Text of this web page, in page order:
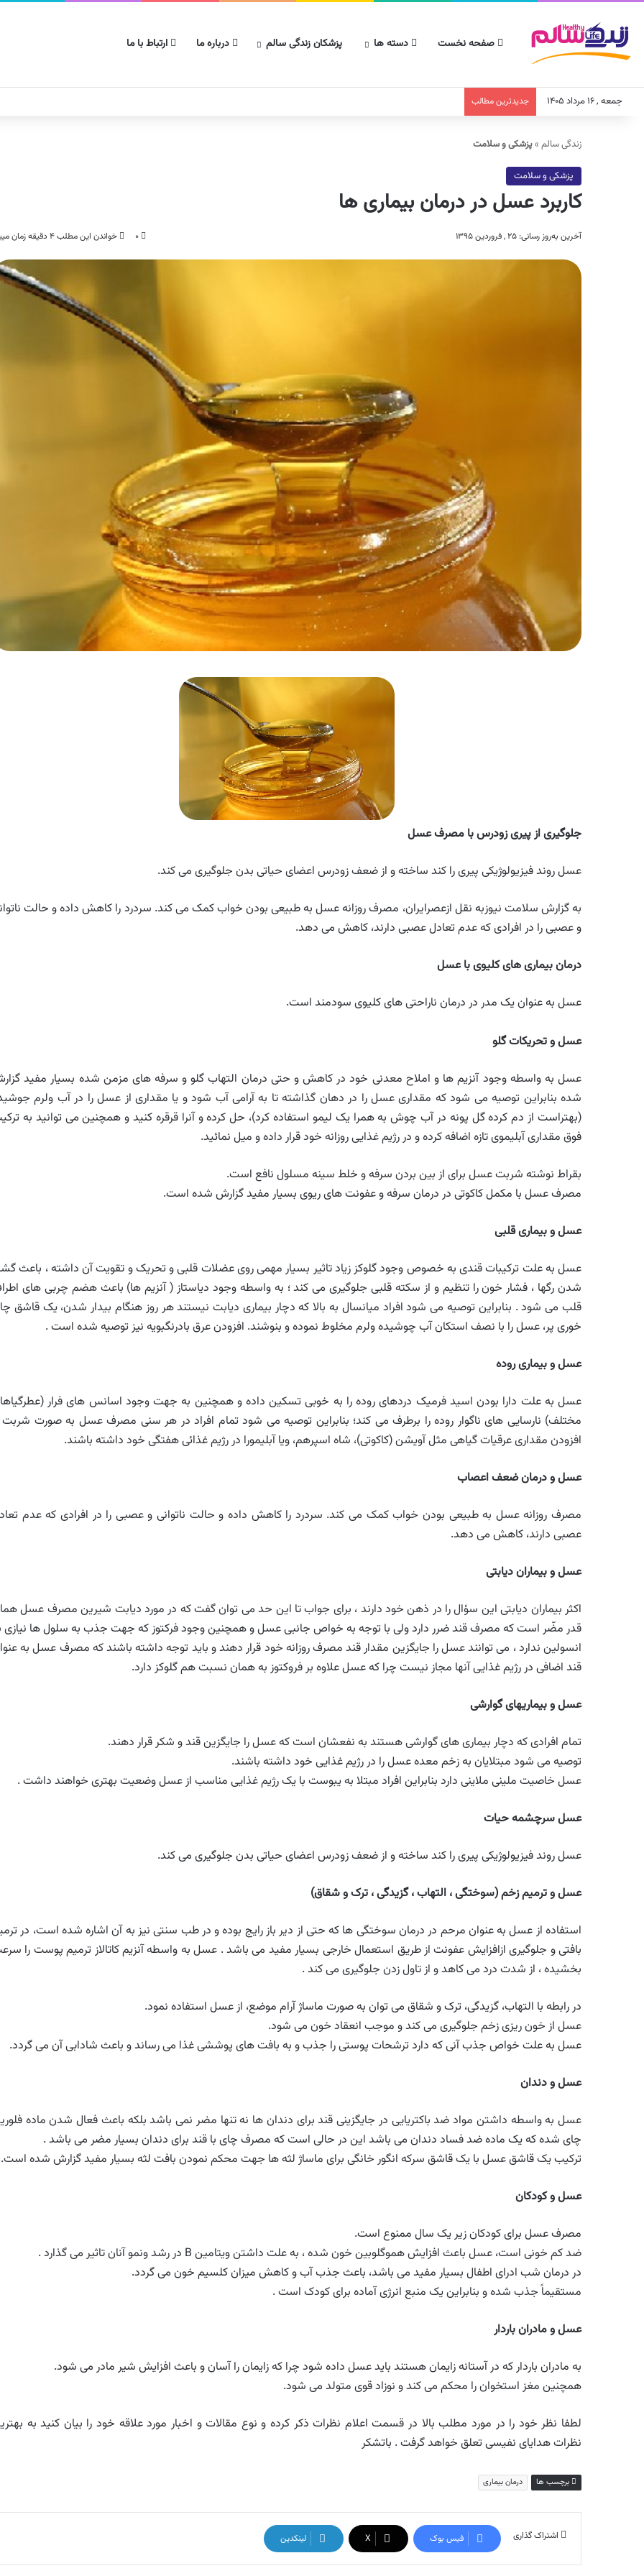
صفحه نخست دسته ها پزشکان زندگی سالم درباره ما ارتباط با ما
جمعه , ۱۶ مرداد ۱۴۰۵ جدیدترین مطالب
زندگی سالم »پزشکی و سلامت
پزشکی و سلامت
کاربرد عسل در درمان بیماری ها
آخرین به‌روز رسانی: ۲۵ , فروردین ۱۳۹۵ ۰ خواندن این مطلب ۴ دقیقه زمان میبرد
جلوگیری از پیری زودرس با مصرف عسل
عسل روند فیزیولوژیکی پیری را کند ساخته و از ضعف زودرس اعضای حیاتی بدن جلوگیری می کند.
به گزارش سلامت نیوزبه نقل ازعصرایران، مصرف روزانه عسل به طبیعی بودن خواب کمک می کند. سردرد را کاهش داده و حالت
و عصبی را در افرادی که عدم تعادل عصبی دارند، کاهش می دهد.
درمان بیماری های کلیوی با عسل
عسل به عنوان یک مدر در درمان ناراحتی های کلیوی سودمند است.
عسل و تحریکات گلو
عسل به واسطه وجود آنزیم ها و املاح معدنی خود در کاهش و حتی درمان التهاب گلو و سرفه های مزمن شده بسیار مفید
شده بنابراین توصیه می شود که مقداری عسل را در دهان گذاشته تا به آرامی آب شود و یا مقداری از عسل را در آب ولرم
(بهتراست از دم کرده گل پونه در آب چوش به همرا یک لیمو استفاده کرد)، حل کرده و آنرا قرقره کنید و همچنین می توانید به
فوق مقداری آبلیموی تازه اضافه کرده و در رژیم غذایی روزانه خود قرار داده و میل نمائید.
بقراط نوشته شربت عسل برای از بین بردن سرفه و خلط سینه مسلول نافع است.
مصرف عسل با مکمل کاکوتی در درمان سرفه و عفونت های ریوی بسیار مفید گزارش شده است.
عسل و بیماری قلبی
عسل به علت ترکیبات قندی به خصوص وجود گلوکز زیاد تاثیر بسیار مهمی روی عضلات قلبی و تحریک و تقویت آن داشته ، باعث
شدن رگها ، فشار خون را تنظیم و از سکته قلبی جلوگیری می کند ؛ به واسطه وجود دیاستاز ( آنزیم ها) باعث هضم چربی های
قلب می شود . بنابراین توصیه می شود افراد میانسال به بالا که دچار بیماری دیابت نیستند هر روز هنگام بیدار شدن، یک قاشق
خوری پر، عسل را با نصف استکان آب چوشیده ولرم مخلوط نموده و بنوشند. افزودن عرق بادرنگبویه نیز توصیه شده است .
عسل و بیماری روده
عسل به علت دارا بودن اسید فرمیک دردهای روده را به خوبی تسکین داده و همچنین به جهت وجود اسانس های فرار
مختلف) نارسایی های ناگوار روده را برطرف می کند؛ بنابراین توصیه می شود تمام افراد در هر سنی مصرف عسل به صورت شربت
افزودن مقداری عرقیات گیاهی مثل آویشن (کاکوتی)، شاه اسپرهم، ویا آبلیمورا در رژیم غذائی هفتگی خود داشته باشند.
عسل و درمان ضعف اعصاب
مصرف روزانه عسل به طبیعی بودن خواب کمک می کند. سردرد را کاهش داده و حالت ناتوانی و عصبی را در افرادی که عدم
عصبی دارند، کاهش می دهد.
عسل و بیماران دیابتی
اکثر بیماران دیابتی این سؤال را در ذهن خود دارند ، برای جواب تا این حد می توان گفت که در مورد دیابت شیرین مصرف عسل
قدر مضّر است که مصرف قند ضرر دارد ولی با توجه به خواص جانبی عسل و همچنین وجود فرکتوز که جهت جذب به سلول ها نیازی
انسولین ندارد ، می توانند عسل را جایگزین مقدار قند مصرف روزانه خود قرار دهند و باید توجه داشته باشند که مصرف عسل به
قند اضافی در رژیم غذایی آنها مجاز نیست چرا که عسل علاوه بر فروکتوز به همان نسبت هم گلوکز دارد.
عسل و بیماریهای گوارشی
تمام افرادی که دچار بیماری های گوارشی هستند به نفعشان است که عسل را جایگزین قند و شکر قرار دهند.
توصیه می شود مبتلایان به زخم معده عسل را در رژیم غذایی خود داشته باشند.
عسل خاصیت ملینی ملاینی دارد بنابراین افراد مبتلا به یبوست با یک رژیم غذایی مناسب از عسل وضعیت بهتری خواهند داشت .
عسل سرچشمه حیات
عسل روند فیزیولوژیکی پیری را کند ساخته و از ضعف زودرس اعضای حیاتی بدن جلوگیری می کند.
عسل و ترمیم زخم (سوختگی ، التهاب ، گزیدگی ، ترک و شقاق)
استفاده از عسل به عنوان مرحم در درمان سوختگی ها که حتی از دیر باز رایج بوده و در طب سنتی نیز به آن اشاره شده است، در
بافتی و جلوگیری ازافزایش عفونت از طریق استعمال خارجی بسیار مفید می باشد . عسل به واسطه آنزیم کاتالاز ترمیم پوست را
بخشیده ، از شدت درد می کاهد و از تاول زدن جلوگیری می کند .
در رابطه با التهاب، گزیدگی، ترک و شقاق می توان به صورت ماساژ آرام موضع، از عسل استفاده نمود.
عسل از خون ریزی زخم جلوگیری می کند و موجب انعقاد خون می شود.
عسل به علت خواص جذب آنی که دارد ترشحات پوستی را جذب و به بافت های پوششی غذا می رساند و باعث شادابی آن می گردد.
عسل و دندان
عسل به واسطه داشتن مواد ضد باکتریایی در جایگزینی قند برای دندان ها نه تنها مضر نمی باشد بلکه باعث فعال شدن ماده
چای شده که یک ماده ضد فساد دندان می باشد این در حالی است که مصرف چای با قند برای دندان بسیار مضر می باشد .
ترکیب یک قاشق عسل با یک قاشق سرکه انگور خانگی برای ماساژ لثه ها جهت محکم نمودن بافت لثه بسیار مفید گزارش شده است.
عسل و کودکان
مصرف عسل برای کودکان زیر یک سال ممنوع است.
ضد کم خونی است، عسل باعث افزایش هموگلوبین خون شده ، به علت داشتن ویتامین B در رشد ونمو آنان تاثیر می گذارد .
در درمان شب ادرای اطفال بسیار مفید می باشد، باعث جذب آب و کاهش میزان کلسیم خون می گردد.
مستقیماً جذب شده و بنابراین یک منبع انرژی آماده برای کودک است .
عسل و مادران باردار
به مادران باردار که در آستانه زایمان هستند باید عسل داده شود چرا که زایمان را آسان و باعث افزایش شیر مادر می شود.
همچنین مغز استخوان را محکم می کند و نوزاد قوی متولد می شود.
لطفا نظر خود را در مورد مطلب بالا در قسمت اعلام نظرات ذکر کرده و نوع مقالات و اخبار مورد علاقه خود را بیان کنید به
نظرات هدایای نفیسی تعلق خواهد گرفت . باتشکر
برچسب ها درمان بیماری
اشتراک گذاری فیس بوک X لینکدین